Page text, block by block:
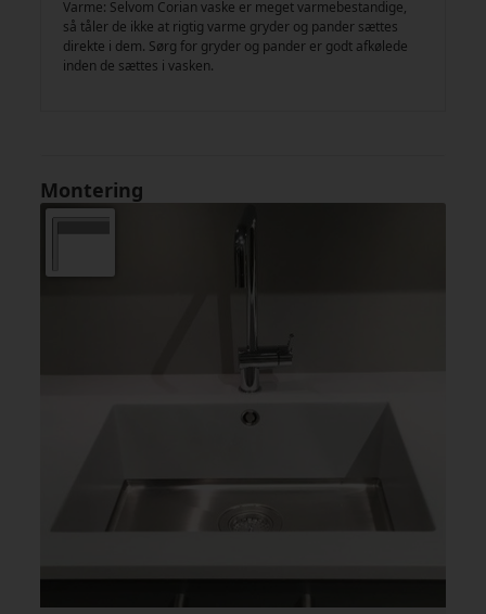
Varme: Selvom Corian vaske er meget varmebestandige,
så tåler de ikke at rigtig varme gryder og pander sættes
direkte i dem. Sørg for gryder og pander er godt afkølede
inden de sættes i vasken.
Montering